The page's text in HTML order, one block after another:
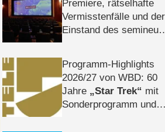
Premiere, rätselhafte
Vermisstenfälle und der
Einstand des
Programm-Highlights
2026/​27 von WBD: 60
Jahre
Star Trek
mit
Sonderprogramm und